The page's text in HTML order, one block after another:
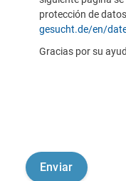
protección de
gesucht.de/en/
Gracias por su